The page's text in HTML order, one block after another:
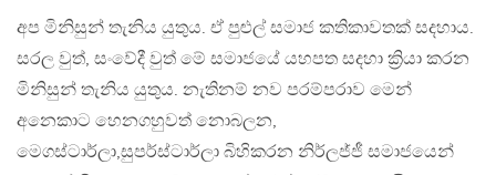
අප මිනිසුන් තැනිය යුතුය. ඒ පුළුල් සමාජ කතිකාවතක් සදහාය.
සරල වුත්, සංවේදී වුත් මේ සමාජයේ යහපත සදහා ක්‍රියා කරන
මිනිසුන් තැනිය යුතුය. නැතිනම් නව පරම්පරාව මෙන්
අනෙකාට හෙනගහුවත් නොබලන,
මෙගස්ටාර්ලා,සුපර්ස්ටාර්ලා බිහිකරන නිර්ලජ්ජී සමාජයෙන්